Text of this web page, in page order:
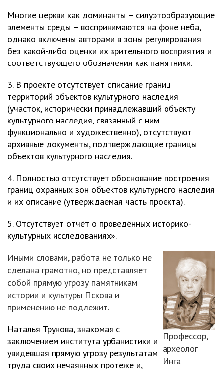
Многие церкви как доминанты – силуэтообразующие
элементы среды – воспринимаются на фоне неба,
однако включены авторами в зоны регулирования
без какой-либо оценки их зрительного восприятия и
соответствующего обозначения как памятники.
3. В проекте отсутствует описание границ
территорий объектов культурного наследия
(участок, исторически принадлежавший объекту
культурного наследия, связанный с ним
функционально и художественно), отсутствуют
архивные документы, подтверждающие границы
объектов культурного наследия.
4. Полностью отсутствует обоснование построения
границ охранных зон объектов культурного наследия
и их описание (утверждаемая часть проекта).
5. Отсутствует отчёт о проведённых историко-
культурных исследованиях».
Профессор,
археолог
Инга
Иными словами, работа не только не
сделана грамотно, но представляет
собой прямую угрозу памятникам
истории и культуры Пскова и
применению не подлежит.
Наталья Трунова, знакомая с
заключением института урбанистики и
увидевшая прямую угрозу результатам
труда своих нечаянных протеже и,